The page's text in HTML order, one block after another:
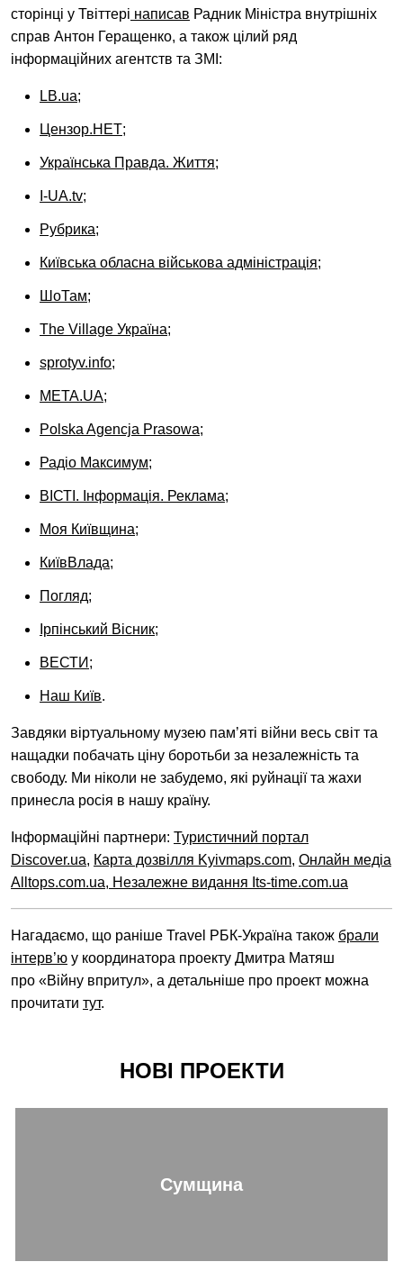
сторінці у Твіттері написав Радник Міністра внутрішніх
справ Антон Геращенко, а також цілий ряд
інформаційних агентств та ЗМІ:
LB.ua;
Цензор.НЕТ;
Українська Правда. Життя;
I-UA.tv;
Рубрика;
Київська обласна військова адміністрація;
ШоТам;
The Village Україна;
sprotyv.info;
МЕТА.UA;
Polska Agencja Prasowa;
Радіо Максимум;
ВІСТІ. Інформація. Реклама;
Моя Київщина;
КиївВлада;
Погляд;
Ірпінський Вісник;
ВЕСТИ ;
Наш Київ.
Завдяки віртуальному музею пам’яті війни весь світ та
нащадки побачать ціну боротьби за незалежність та
свободу. Ми ніколи не забудемо, які руйнації та жахи
принесла росія в нашу країну.
Інформаційні партнери: Туристичний портал
Discover.ua, Карта дозвілля Kyivmaps.com, Онлайн медіа
Alltops.com.ua, Незалежне видання Its-time.com.ua
Нагадаємо, що раніше Travel РБК-Україна також брали
інтерв’ю у координатора проекту Дмитра Матяш
про «Війну впритул», а детальніше про проект можна
прочитати тут.
НОВІ ПРОЕКТИ
Сумщина